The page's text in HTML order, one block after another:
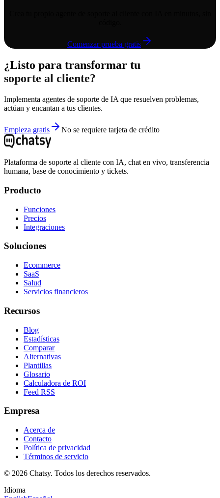
Comenzar prueba gratis
¿Listo para transformar tu
soporte al cliente?
Implementa agentes de soporte de IA que resuelven problemas,
actúan y encantan a tus clientes.
Empieza gratis No se requiere tarjeta de crédito
Plataforma de soporte al cliente con IA, chat en vivo, transferencia
humana, base de conocimiento y tickets.
Producto
Funciones
Precios
Integraciones
Soluciones
Ecommerce
SaaS
Salud
Servicios financieros
Recursos
Blog
Estadísticas
Comparar
Alternativas
Plantillas
Glosario
Calculadora de ROI
Feed RSS
Empresa
Acerca de
Contacto
Política de privacidad
Términos de servicio
© 2026 Chatsy. Todos los derechos reservados.
Idioma